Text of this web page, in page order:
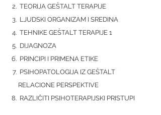
TEORIJA GEŠTALT TERAPIJE
LJUDSKI ORGANIZAM I SREDINA
TEHNIKE GEŠTALT TERAPIJE 1
DIJAGNOZA
PRINCIPI I PRIMENA ETIKE
PSIHOPATOLOGIJA IZ GEŠTALT
RELACIONE PERSPEKTIVE
RAZLIČITI PSIHOTERAPIJSKI PRISTUPI